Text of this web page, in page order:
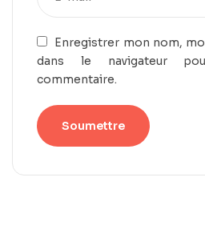
Enregistrer mon nom,
dans le navigateur
commentaire.